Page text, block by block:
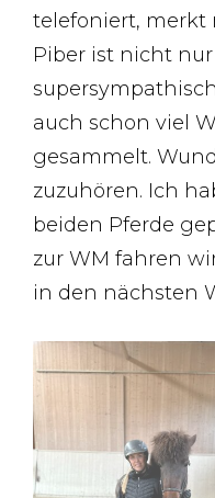
telefoniert, merkt
Piber ist nicht
auch schon viel
gesammelt.
zuzuhören. Ich
beiden Pferde
zur WM fahren
in den nächsten